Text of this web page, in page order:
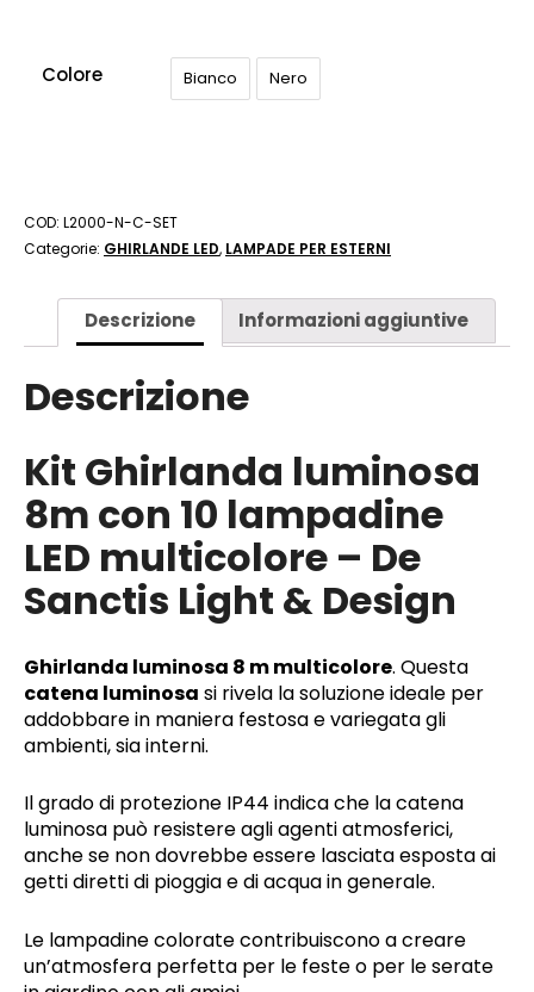
Colore Bianco Nero
COD: L2000-N-C-SET
Categorie: GHIRLANDE LED, LAMPADE PER ESTERNI
Descrizione Informazioni aggiuntive
Descrizione
Kit Ghirlanda luminosa
8m con 10 lampadine
LED multicolore – De
Sanctis Light & Design
Ghirlanda luminosa 8 m multicolore. Questa
catena luminosa si rivela la soluzione ideale per
addobbare in maniera festosa e variegata gli
ambienti, sia interni.
Il grado di protezione IP44 indica che la catena
luminosa può resistere agli agenti atmosferici,
anche se non dovrebbe essere lasciata esposta ai
getti diretti di pioggia e di acqua in generale.
Le lampadine colorate contribuiscono a creare
un’atmosfera perfetta per le feste o per le serate